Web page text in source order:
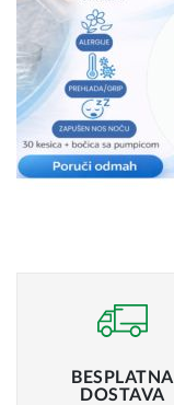
BESPLATNA
DOSTAVA